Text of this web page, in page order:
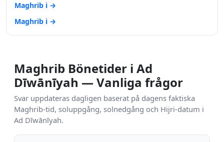
Maghrib i →
Maghrib i →
Maghrib Bönetider i Ad
Dīwānīyah — Vanliga frågor
Svar uppdateras dagligen baserat på dagens faktiska
Maghrib-tid, soluppgång, solnedgång och Hijri-datum i
Ad Dīwānīyah.